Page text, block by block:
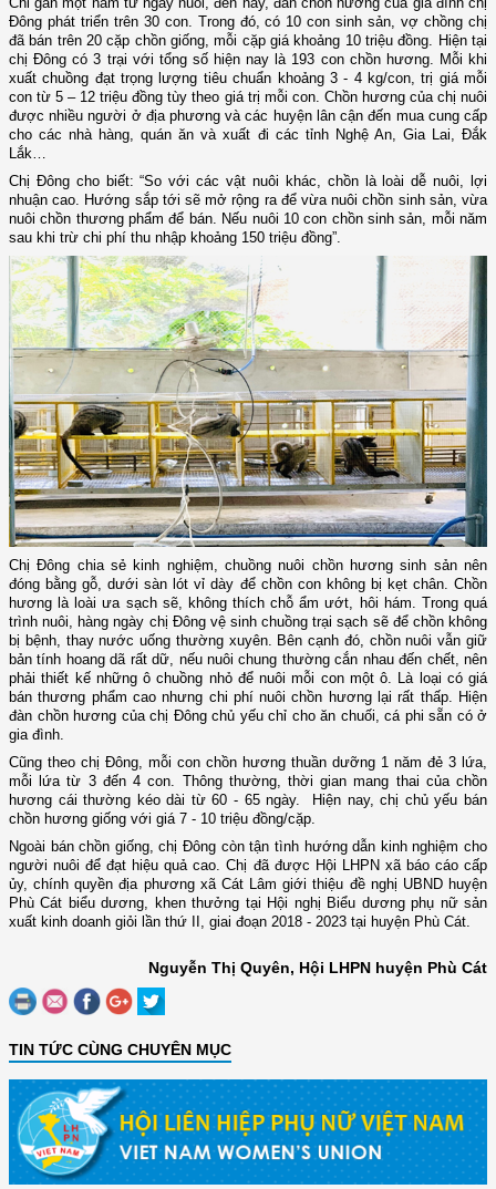
Đông phát triển trên 30 con. Trong đó, có 10 con sinh sản, vợ chồng chị
đã bán trên 20 cặp chồn giống, mỗi cặp giá khoảng 10 triệu đồng. Hiện tại
chị Đông có 3 trại với tổng số hiện nay là 193 con chồn hương. Mỗi khi
xuất chuồng đạt trọng lượng tiêu chuẩn khoảng 3 - 4 kg/con, trị giá mỗi
con từ 5 – 12 triệu đồng tùy theo giá trị mỗi con. Chồn hương của chị nuôi
được nhiều người ở địa phương và các huyện lân cận đến mua cung cấp
cho các nhà hàng, quán ăn và xuất đi các tỉnh Nghệ An, Gia Lai, Đắk
Lắk…
Chị Đông cho biết: “So với các vật nuôi khác, chồn là loài dễ nuôi, lợi
nhuận cao. Hướng sắp tới sẽ mở rộng ra để vừa nuôi chồn sinh sản, vừa
nuôi chồn thương phẩm để bán. Nếu nuôi 10 con chồn sinh sản, mỗi năm
sau khi trừ chi phí thu nhập khoảng 150 triệu đồng”.
Chị Đông chia sẻ kinh nghiệm, chuồng nuôi chồn hương sinh sản nên
đóng bằng gỗ, dưới sàn lót vỉ dày để chồn con không bị kẹt chân. Chồn
hương là loài ưa sạch sẽ, không thích chỗ ẩm ướt, hôi hám. Trong quá
trình nuôi, hàng ngày chị Đông vệ sinh chuồng trại sạch sẽ để chồn không
bị bệnh, thay nước uống thường xuyên. Bên cạnh đó, chồn nuôi vẫn giữ
bản tính hoang dã rất dữ, nếu nuôi chung thường cắn nhau đến chết, nên
phải thiết kế những ô chuồng nhỏ để nuôi mỗi con một ô. Là loại có giá
bán thương phẩm cao nhưng chi phí nuôi chồn hương lại rất thấp. Hiện
đàn chồn hương của chị Đông chủ yếu chỉ cho ăn chuối, cá phi sẵn có ở
gia đình.
Cũng theo chị Đông, mỗi con chồn hương thuần dưỡng 1 năm đẻ 3 lứa,
mỗi lứa từ 3 đến 4 con. Thông thường, thời gian mang thai của chồn
hương cái thường kéo dài từ 60 - 65 ngày. Hiện nay, chị chủ yếu bán
chồn hương giống với giá 7 - 10 triệu đồng/cặp.
Ngoài bán chồn giống, chị Đông còn tận tình hướng dẫn kinh nghiệm cho
người nuôi để đạt hiệu quả cao. Chị đã được Hội LHPN xã báo cáo cấp
ủy, chính quyền địa phương xã Cát Lâm giới thiệu đề nghị UBND huyện
Phù Cát biểu dương, khen thưởng tại Hội nghị Biểu dương phụ nữ sản
xuất kinh doanh giỏi lần thứ II, giai đoạn 2018 - 2023 tại huyện Phù Cát.
Nguyễn Thị Quyên, Hội LHPN huyện Phù Cát
TIN TỨC CÙNG CHUYÊN MỤC